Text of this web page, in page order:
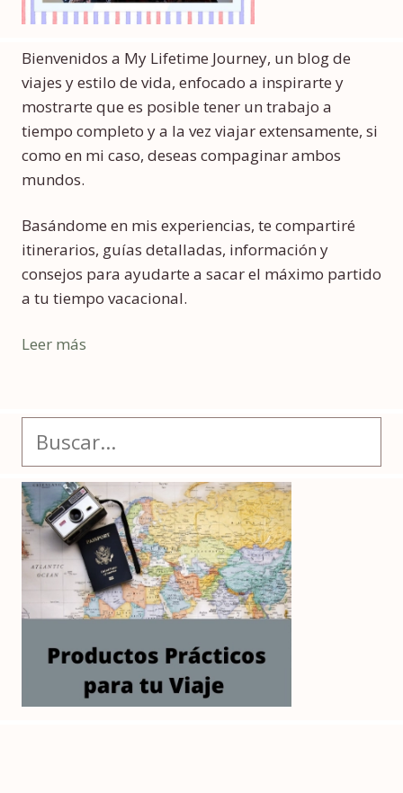
Bienvenidos a My Lifetime Journey, un blog de
viajes y estilo de vida, enfocado a inspirarte y
mostrarte que es posible tener un trabajo a
tiempo completo y a la vez viajar extensamente, si
como en mi caso, deseas compaginar ambos
mundos.
Basándome en mis experiencias, te compartiré
itinerarios, guías detalladas, información y
consejos para ayudarte a sacar el máximo partido
a tu tiempo vacacional.
Leer más